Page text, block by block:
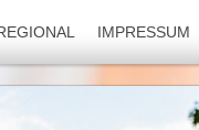
IMPRESSUM